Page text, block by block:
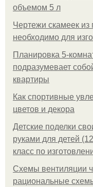
объемом 5 л
Чертежи скамеек
необходимо для
Планировка 5-
подразумевает
квартиры
Как спортивные
цветов и декора
Детские поделки
руками для детей
класс по
Схемы вентиляции
рациональные